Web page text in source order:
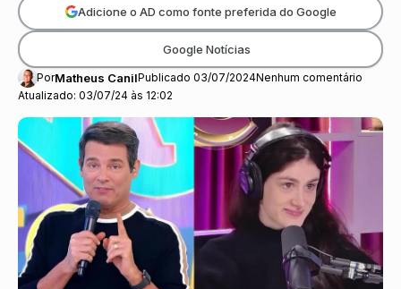
Atualizado: 03/07/24 às 12:02
PorMatheus CanilPublicado 03/07/2024Nenhum comentário
Adicione o AD como fonte preferida do Google
Google Notícias